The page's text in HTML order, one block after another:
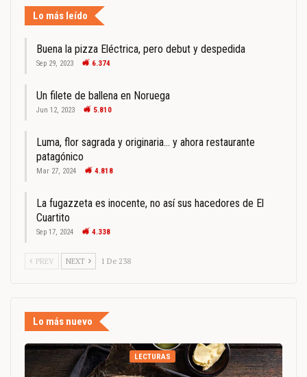
Lo más leído
Buena la pizza Eléctrica, pero debut y despedida
Sep 29, 2023 6.374
Un filete de ballena en Noruega
Jun 12, 2023 5.810
Luma, flor sagrada y originaria… y ahora restaurante
patagónico
Mar 27, 2024 4.818
La fugazzeta es inocente, no así sus hacedores de El
Cuartito
Sep 17, 2024 4.338
PREV NEXT 1 De 238
Lo más nuevo
LECTURAS